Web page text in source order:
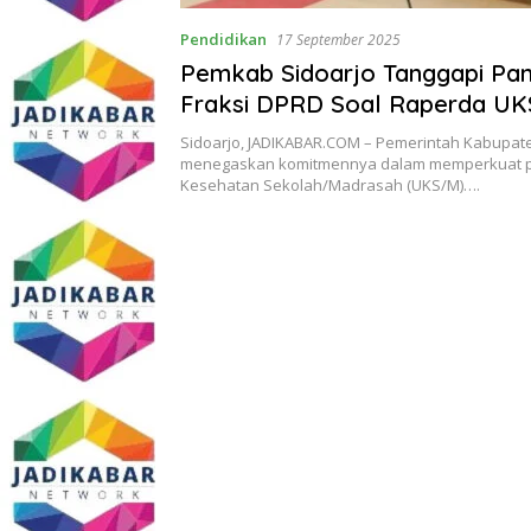
Pendidikan 17 September 2025
Pemkab Sidoarjo Tanggapi
Fraksi DPRD Soal Raperda
Tekankan Komitmen Generasi
Sidoarjo, JADIKABAR.COM – Pemerintah
menegaskan komitmennya dalam memperkuat
Kesehatan Sekolah/Madrasah (UKS/M)….